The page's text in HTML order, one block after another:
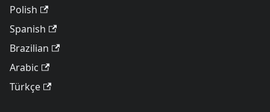
Polish
Spanish
Brazilian
Arabic
Türkçe